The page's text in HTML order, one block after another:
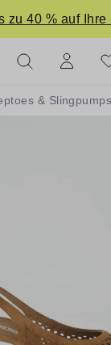
zu 40 % auf Ihre
& Slingpumps